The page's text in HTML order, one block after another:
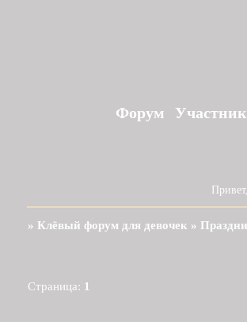
Форум
»Клёвый форум для девочек »
Страница: 1